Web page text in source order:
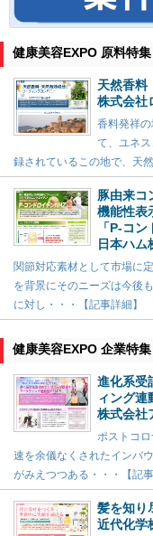
健康美容EXPO 原料特集
天然香料
株式会社
香料発祥
て、ユネ
録されているこの地で、天
豚由来コ
機能性表
「P-コ
日本ハム
関節対応素材として市場に
を背景にそのニーズは今後
に対し・・・【記事詳細】
健康美容EXPO 企業特集
進化系受
ィング連
株式会社
ポストコ
速を余儀なくされたインバ
がみえつつある・・・【記事
髪を知り
近代化学